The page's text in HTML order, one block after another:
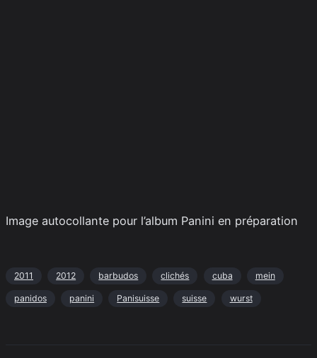
Image autocollante pour l’album Panini en préparation
2011 2012 barbudos clichés cuba mein
panidos panini Panisuisse suisse wurst